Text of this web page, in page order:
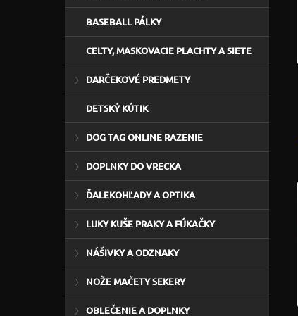
BASEBALL PÁLKY
CELTY, MASKOVACIE PLACHTY A SIETE
DARČEKOVÉ PREDMETY
DETSKÝ KÚTIK
DOG TAG ONLINE RAZENIE
DOPLNKY DO VRECKA
ĎALEKOHĽADY A OPTIKA
LUKY KUŠE PRAKY A FÚKAČKY
NÁŠIVKY A ODZNAKY
NOŽE MAČETY SEKERY
OBLEČENIE A DOPLNKY